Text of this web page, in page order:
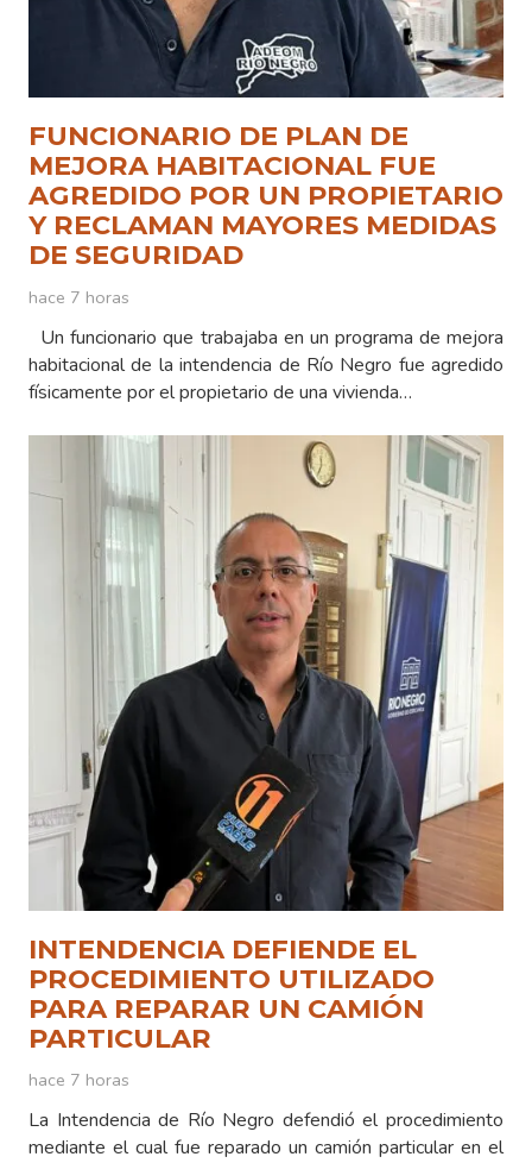
FUNCIONARIO DE PLAN DE
MEJORA HABITACIONAL FUE
AGREDIDO POR UN PROPIETARIO
Y RECLAMAN MAYORES MEDIDAS
DE SEGURIDAD
hace 7 horas
Un funcionario que trabajaba en un programa de mejora
habitacional de la intendencia de Río Negro fue agredido
físicamente por el propietario de una vivienda…
INTENDENCIA DEFIENDE EL
PROCEDIMIENTO UTILIZADO
PARA REPARAR UN CAMIÓN
PARTICULAR
hace 7 horas
La Intendencia de Río Negro defendió el procedimiento
mediante el cual fue reparado un camión particular en el